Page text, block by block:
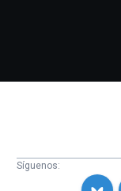
Síguenos: